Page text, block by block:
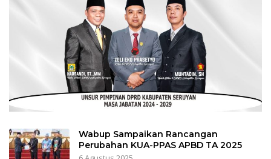
Wabup Sampaikan Rancangan
Perubahan KUA-PPAS APBD TA 2025